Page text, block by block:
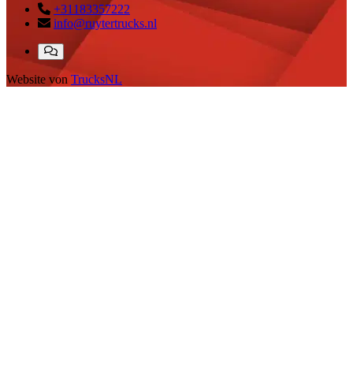
+31183357222
info@ruytertrucks.nl
Website von TrucksNL